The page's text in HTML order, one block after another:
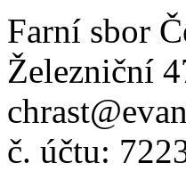
Farní sbor
Železniční
č. účtu: